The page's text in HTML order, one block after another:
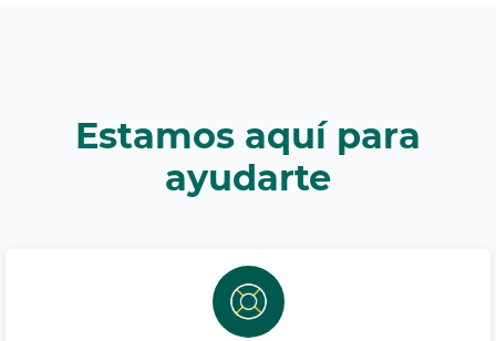
Estamos aquí para
ayudarte